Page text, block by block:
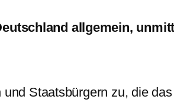
allgemein,
Staatsbürgern zu, die